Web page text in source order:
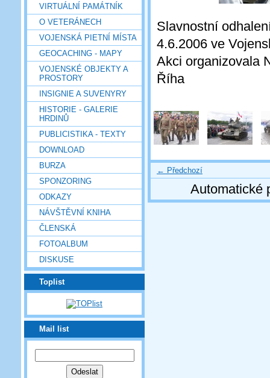
VIRTUÁLNÍ PAMÁTNÍK
O VETERÁNECH
VOJENSKÁ PIETNÍ MÍSTA
GEOCACHING - MAPY
VOJENSKÉ OBJEKTY A
PROSTORY
INSIGNIE A SUVENYRY
HISTORIE - GALERIE
HRDINŮ
PUBLICISTIKA - TEXTY
DOWNLOAD
BURZA
SPONZORING
ODKAZY
NÁVŠTĚVNÍ KNIHA
ČLENSKÁ
FOTOALBUM
DISKUSE
Toplist
Mail list
Slavnostní
4.6.2006 ve
Akci organizovala
Říha
← Předchozí
Automatické